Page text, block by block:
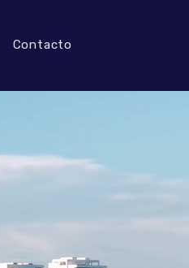
Contacto